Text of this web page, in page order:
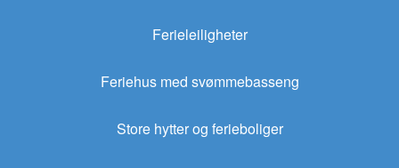
Ferieleiligheter
Feriehus med svømmebasseng
Store hytter og ferieboliger